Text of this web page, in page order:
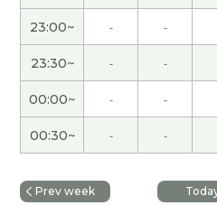
很高兴认识老师 老师分享给
待下次再见！
先生、今日もありがとうご
レッスンを３００回くらい
301の上下の２冊が終わり
して、下巻に入ったときは
23:00~ - -
23:30~ - -
00:00~ - -
00:30~ - -
Prev week